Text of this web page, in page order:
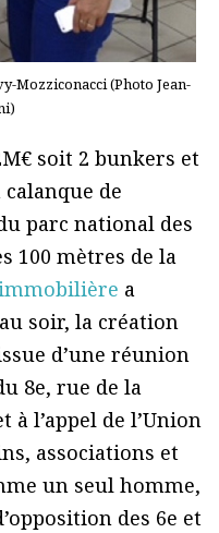
Mozziconacci (Photo Jean-
soit 2 bunkers et
de
parc national des
100 mètres de la
a
soir, la création
d’une réunion
8e, rue de la
à l’appel de l’Union
associations et
un seul homme,
des 6e et